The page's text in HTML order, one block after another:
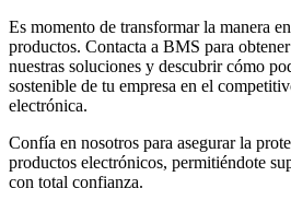
Es momento de transformar la manera
productos. Contacta a BMS para
nuestras soluciones y descubrir cómo
sostenible de tu empresa en el
electrónica.
Confía en nosotros para asegurar la
productos electrónicos, permitiéndote
con total confianza.